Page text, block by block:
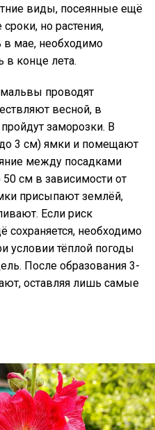
виды, посеянные ещё
но растения,
в мае, необходимо
в конце лета.
мальвы проводят
весной, в
заморозки. В
3 см) ямки и помещают
между посадками
см в зависимости от
присыпают землёй,
Если риск
сохраняется, необходимо
условии тёплой погоды
После образования 3-
оставляя лишь самые